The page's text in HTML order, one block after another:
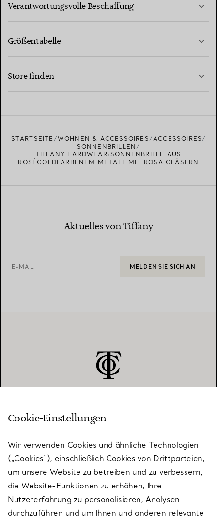
Verantwortungsvolle Beschaffung
Größentabelle
Store finden
STARTSEITE WOHNEN & ACCESSOIRES
ACCESSOIRES
SONNENBRILLEN
TIFFANY HARDWEAR:SONNENBRILLE AUS
ROSÉGOLDFARBENEM METALL MIT ROSA GLÄSERN
Aktuelles von Tiffany
E-MAIL MELDEN SIE SICH AN
KUNDENSERVICE
SERVICES
ÜBER TIFFANY & CO.
Cookie-Einstellungen
Wir verwenden Cookies und ähnliche Technologien
(„Cookies“), einschließlich Cookies von Drittparteien,
um unsere Website zu betreiben und zu verbessern,
die Website-Funktionen zu erhöhen, Ihre
Nutzererfahrung zu personalisieren, Analysen
durchzuführen und um Ihnen und anderen relevante